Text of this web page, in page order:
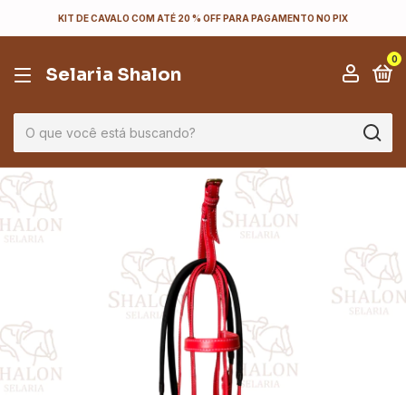
KIT DE CAVALO COM ATÉ 20 % OFF PARA PAGAMENTO NO PIX
Selaria Shalon
0